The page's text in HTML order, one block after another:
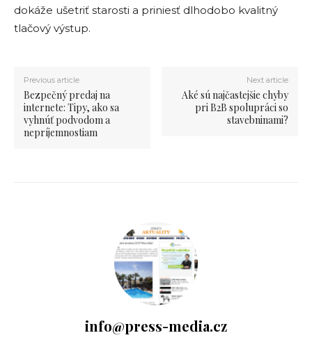
dokáže ušetriť starosti a priniesť dlhodobo kvalitný
tlačový výstup.
Previous article
Bezpečný predaj na
internete: Tipy, ako sa
vyhnúť podvodom a
nepríjemnostiam
Next article
Aké sú najčastejšie chyby
pri B2B spolupráci so
stavebninami?
info@press-media.cz